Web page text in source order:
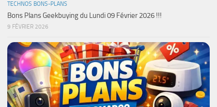
TECHNOS BONS-PLANS
Bons Plans Geekbuying du Lundi 09 Février 2026 !!!
9 FÉVRIER 2026